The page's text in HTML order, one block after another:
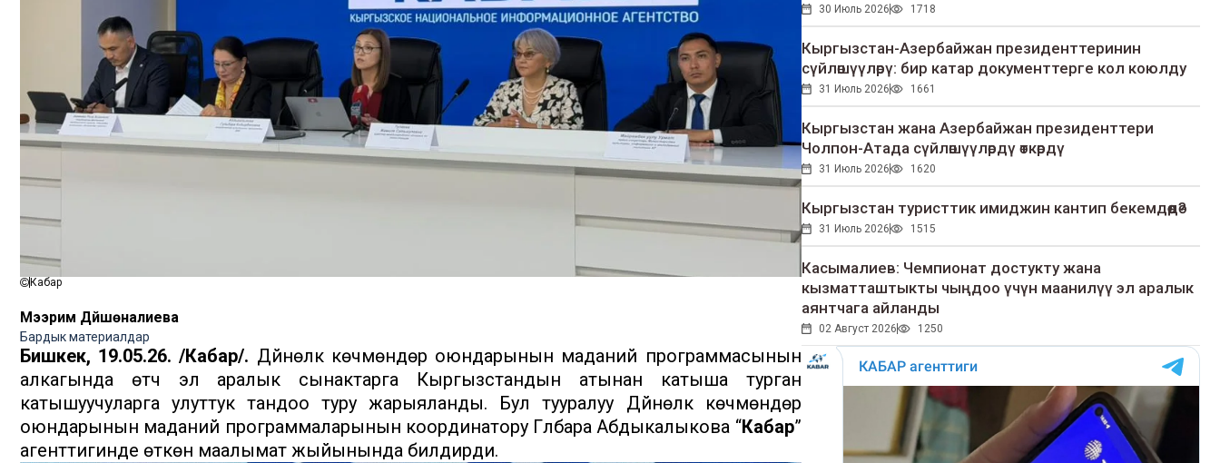
Кабар
Мээрим Дүйшөналиева
Бардык материалдар
Бишкек, 19.05.26. /Кабар/. Дүйнөлүк көчмөндөр оюндарынын маданий программасынын
алкагында өтүүчү эл аралык сынактарга Кыргызстандын атынан катыша турган
катышуучуларга улуттук тандоо туру жарыяланды. Бул тууралуу Дүйнөлүк көчмөндөр
оюндарынын маданий программаларынын координатору Гүлбара Абдыкалыкова “Кабар”
агенттигинде өткөн маалымат жыйынында билдирди.
30 Июль 2026 1718
Кыргызстан-Азербайжан президенттеринин
сүйлөшүүлөрү: бир катар документтерге кол коюлду
31 Июль 2026 1661
Кыргызстан жана Азербайжан президенттери
Чолпон-Атада сүйлөшүүлөрдү өткөрдү
31 Июль 2026 1620
Кыргызстан туристтик имиджин кантип бекемдөөдө?
31 Июль 2026 1515
Касымалиев: Чемпионат достукту жана
кызматташтыкты чыңдоо үчүн маанилүү эл аралык
аянтчага айланды
02 Август 2026 1250